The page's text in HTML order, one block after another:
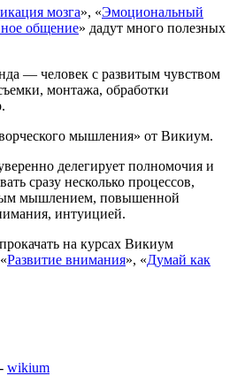
мозга», «Эмоциональный
общение» дадут много полезных
— человек с развитым чувством
монтажа, обработки
мышления» от Викиум.
делегирует полномочия и
сразу несколько процессов,
мышлением, повышенной
интуицией.
на курсах Викиум
Развитие внимания», «Думай как
wikium